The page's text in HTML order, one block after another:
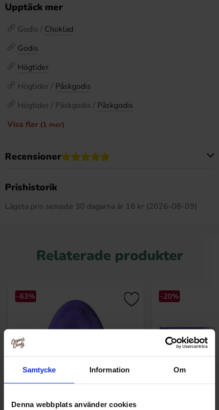
Samtycke Information Om
Denna webbplats använder cookies
Upptäck mer
Godis / Choklad
Godis
Högtider
Högtider / Påskgodis
Högtider / Påskgodis / Påskgodis
Visa fler (1 mer)
Recensioner
Prishistorik
Lägsta pris senaste 30 dagarna är 16 kr (2026-08-09)
Relaterade produkter
-63% -20%